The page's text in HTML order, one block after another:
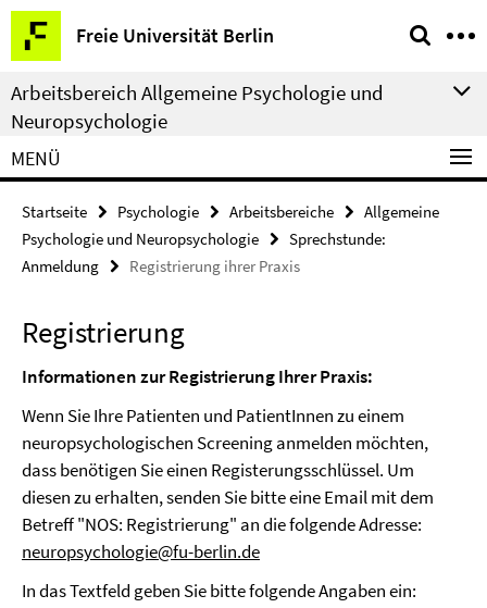
Springe
direkt
zu
Inhalt
Freie Universität Berlin
Service-
Navigation
Arbeitsbereich Allgemeine Psychologie und
Neuropsychologie
MENÜ
Startseite Psychologie Arbeitsbereiche
Allgemeine
Psychologie und Neuropsychologie
Sprechstunde:
Anmeldung
Registrierung ihrer Praxis
Registrierung
Informationen zur Registrierung Ihrer Praxis:
Wenn Sie Ihre Patienten und PatientInnen zu einem
neuropsychologischen Screening anmelden möchten,
dass benötigen Sie einen Registerungsschlüssel. Um
diesen zu erhalten, senden Sie bitte eine Email mit dem
Betreff "NOS: Registrierung" an die folgende Adresse:
neuropsychologie@fu-berlin.de
In das Textfeld geben Sie bitte folgende Angaben ein: